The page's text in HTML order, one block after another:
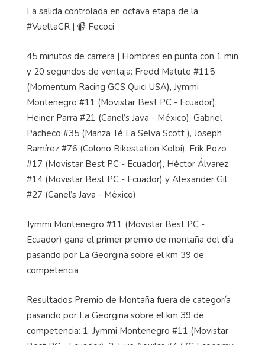
La salida controlada en octava etapa de la
#VueltaCR | 📹 Fecoci
45 minutos de carrera | Hombres en punta con 1 min
y 20 segundos de ventaja: Fredd Matute #115
(Momentum Racing GCS Quici USA), Jymmi
Montenegro #11 (Movistar Best PC - Ecuador),
Heiner Parra #21 (Canel’s Java - México), Gabriel
Pacheco #35 (Manza Té La Selva Scott ), Joseph
Ramírez #76 (Colono Bikestation Kolbi), Erik Pozo
#17 (Movistar Best PC - Ecuador), Héctor Álvarez
#14 (Movistar Best PC - Ecuador) y Alexander Gil
#27 (Canel’s Java - México)
Jymmi Montenegro #11 (Movistar Best PC -
Ecuador) gana el primer premio de montaña del día
pasando por La Georgina sobre el km 39 de
competencia
Resultados Premio de Montaña fuera de categoría
pasando por La Georgina sobre el km 39 de
competencia: 1. Jymmi Montenegro #11 (Movistar